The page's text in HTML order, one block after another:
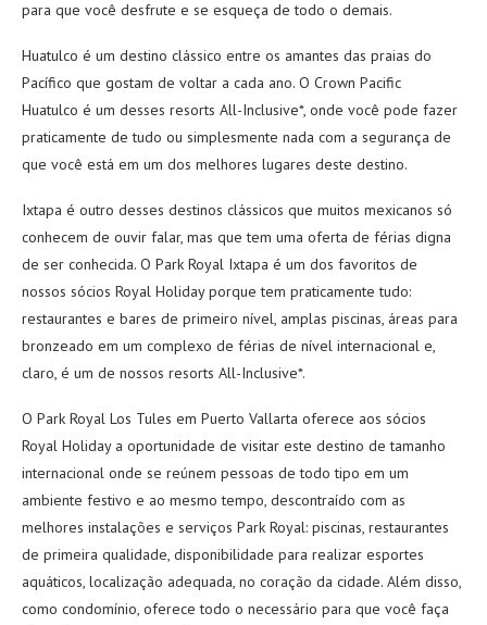
para que você desfrute e se esqueça de todo o demais.
Huatulco é um destino clássico entre os amantes das praias do
Pacífico que gostam de voltar a cada ano. O Crown Pacific
Huatulco é um desses resorts All-Inclusive*, onde você pode fazer
praticamente de tudo ou simplesmente nada com a segurança de
que você está em um dos melhores lugares deste destino.
Ixtapa é outro desses destinos clássicos que muitos mexicanos só
conhecem de ouvir falar, mas que tem uma oferta de férias digna
de ser conhecida. O Park Royal Ixtapa é um dos favoritos de
nossos sócios Royal Holiday porque tem praticamente tudo:
restaurantes e bares de primeiro nível, amplas piscinas, áreas para
bronzeado em um complexo de férias de nível internacional e,
claro, é um de nossos resorts All-Inclusive*.
O Park Royal Los Tules em Puerto Vallarta oferece aos sócios
Royal Holiday a oportunidade de visitar este destino de tamanho
internacional onde se reúnem pessoas de todo tipo em um
ambiente festivo e ao mesmo tempo, descontraído com as
melhores instalações e serviços Park Royal: piscinas, restaurantes
de primeira qualidade, disponibilidade para realizar esportes
aquáticos, localização adequada, no coração da cidade. Além disso,
como condomínio, oferece todo o necessário para que você faça